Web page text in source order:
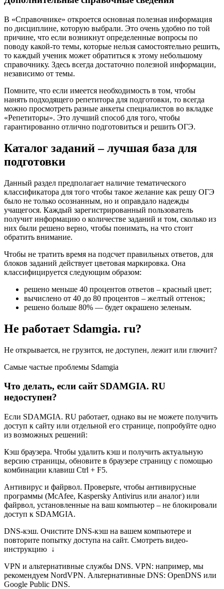
В «Справочнике» откроется основная полезная информация
по дисциплине, которую выбрали. Это очень удобно по той
причине, что если возникнут определенные вопросы по
поводу какой-то темы, которые нельзя самостоятельно решить,
то каждый ученик может обратиться к этому небольшому
справочнику. Здесь всегда достаточно полезной информации,
независимо от темы.
Помните, что если имеется необходимость в том, чтобы
нанять подходящего репетитора для подготовки, то всегда
можно просмотреть разные анкеты специалистов во вкладке
«Репетиторы». Это лучший способ для того, чтобы
гарантированно отлично подготовиться и решить ОГЭ.
Каталог заданий – лучшая база для
подготовки
Данный раздел предполагает наличие тематического
классификатора для того чтобы такое желание как решу ОГЭ
было не только осознанным, но и оправдало надежды
учащегося. Каждый зарегистрированный пользователь
получит информацию о количестве заданий и том, сколько из
них были решено верно, чтобы понимать, на что стоит
обратить внимание.
Чтобы не тратить время на подсчет правильных ответов, для
блоков заданий действует цветовая маркировка. Она
классифицируется следующим образом:
решено меньше 40 процентов ответов – красный цвет;
вычислено от 40 до 80 процентов – желтый оттенок;
решено больше 80% — будет окрашено зеленым.
Не работает Sdamgia. ru?
Не открывается, не грузится, не доступен, лежит или глючит?
Самые частые проблемы Sdamgia
Что делать, если сайт SDAMGIA. RU
недоступен?
Если SDAMGIA. RU работает, однако вы не можете получить
доступ к сайту или отдельной его странице, попробуйте одно
из возможных решений:
Кэш браузера. Чтобы удалить кэш и получить актуальную
версию страницы, обновите в браузере страницу с помощью
комбинации клавиш Ctrl + F5.
Антивирус и файрвол. Проверьте, чтобы антивирусные
программы (McAfee, Kaspersky Antivirus или аналог) или
файрвол, установленные на ваш компьютер – не блокировали
доступ к SDAMGIA.
DNS-кэш. Очистите DNS-кэш на вашем компьютере и
повторите попытку доступа на сайт. Смотреть видео-
инструкцию ↓
VPN и альтернативные службы DNS. VPN: например, мы
рекомендуем NordVPN. Альтернативные DNS: OpenDNS или
Google Public DNS.